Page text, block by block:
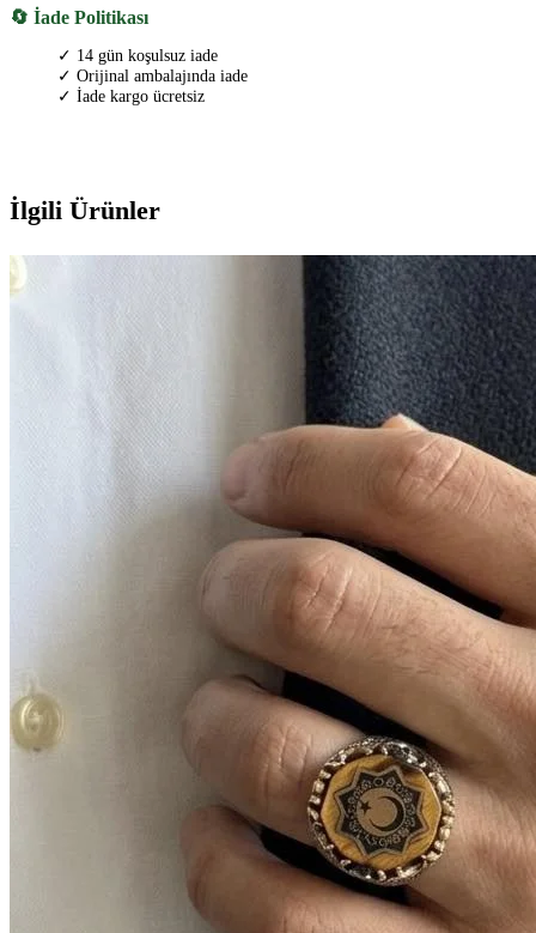
🔄 İade Politikası
✓ 14 gün koşulsuz iade
✓ Orijinal ambalajında iade
✓ İade kargo ücretsiz
İlgili Ürünler